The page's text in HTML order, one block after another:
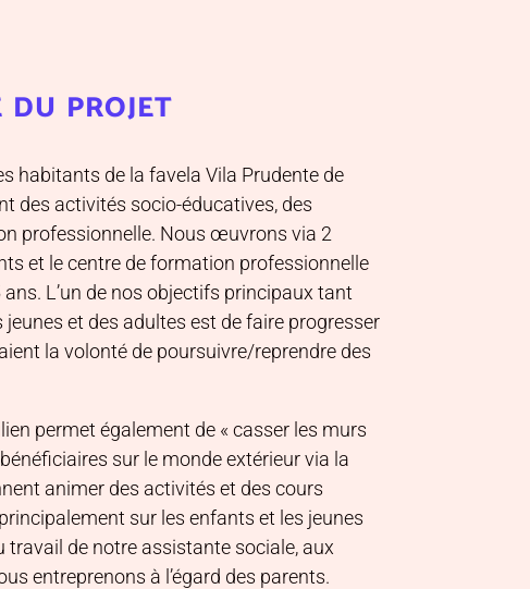
du projet
habitants de la favela Vila Prudente de
des activités socio-éducatives, des
professionnelle. Nous œuvrons via 2
et le centre de formation professionnelle
L’un de nos objectifs principaux tant
et des adultes est de faire progresser
la volonté de poursuivre/reprendre des
permet également de « casser les murs
sur le monde extérieur via la
animer des activités et des cours
sur les enfants et les jeunes
de notre assistante sociale, aux
entreprenons à l’égard des parents.